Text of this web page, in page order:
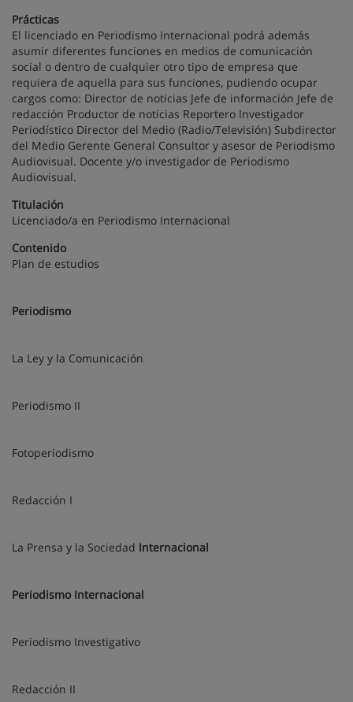
Prácticas
El licenciado en Periodismo Internacional podrá además
asumir diferentes funciones en medios de comunicación
social o dentro de cualquier otro tipo de empresa que
requiera de aquella para sus funciones, pudiendo ocupar
cargos como: Director de noticias Jefe de información Jefe de
redacción Productor de noticias Reportero Investigador
Periodístico Director del Medio (Radio/Televisión) Subdirector
del Medio Gerente General Consultor y asesor de Periodismo
Audiovisual. Docente y/o investigador de Periodismo
Audiovisual.
Titulación
Licenciado/a en Periodismo Internacional
Contenido
Plan de estudios
Periodismo
La Ley y la Comunicación
Periodismo II
Fotoperiodismo
Redacción I
La Prensa y la Sociedad Internacional
Periodismo Internacional
Periodismo Investigativo
Redacción II